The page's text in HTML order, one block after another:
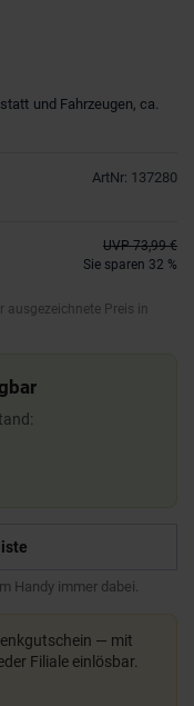
und Fahrzeugen, ca.
ArtNr: 137280
UVP 73,99 €
Sie sparen 32 %
Preis in
Handy immer dabei.
— mit
Filiale einlösbar.